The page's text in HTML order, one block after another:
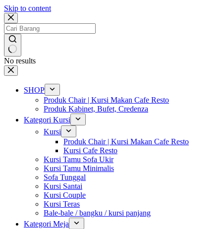
Skip to content
No results
SHOP
Produk Chair | Kursi Makan Cafe Resto
Produk Kabinet, Bufet, Credenza
Kategori Kursi
Kursi
Produk Chair | Kursi Makan Cafe Resto
Kursi Cafe Resto
Kursi Tamu Sofa Ukir
Kursi Tamu Minimalis
Sofa Tunggal
Kursi Santai
Kursi Couple
Kursi Teras
Bale-bale / bangku / kursi panjang
Kategori Meja